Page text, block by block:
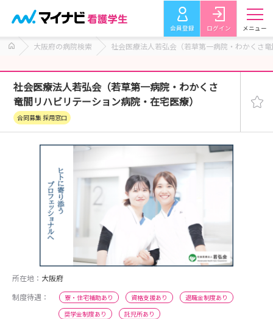
会員登録 ログイン メニュー
大阪府の病院検索 社会医療法人若弘会（若草第一病院・わかくさ
社会医療法人若弘会（若草第一病院・わかくさ
竜間リハビリテーション病院・在宅医療）
合同募集 採用窓口
所在地： 大阪府
制度待遇：
寮・住宅補助あり 資格支援あり
退職金制度あり
奨学金制度あり
託児所あり